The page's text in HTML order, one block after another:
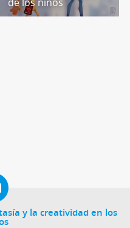
y la creatividad en los